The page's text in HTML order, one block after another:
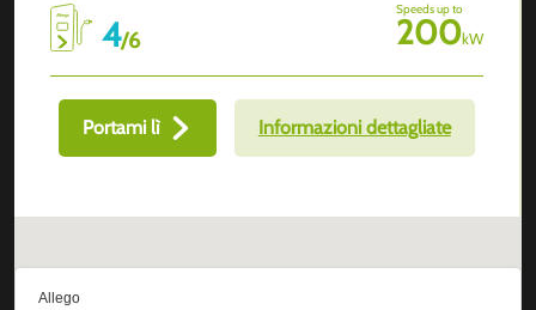
4/6
Speeds up to
200kW
Portami lì Informazioni dettagliate